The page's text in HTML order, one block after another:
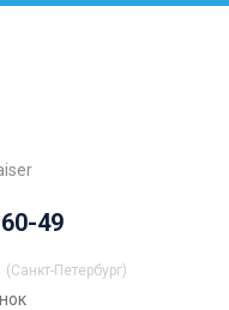
49
(Санкт-Петербург)